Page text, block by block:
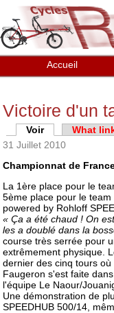
Aller au contenu
Accueil
Victoire d'un
Onglets
Voir(onglet actif)
What
31 Juillet 2010
Championnat de
La 1ère place pour le
5ème place pour le team
powered by Rohloff
« Ça a été chaud ! On
les a doublé dans la
course très serrée pour
extrêmement physique.
dernier des cinq tours
Faugeron s'est faite
l'équipe Le Naour/
Une démonstration de
SPEEDHUB 500/14,